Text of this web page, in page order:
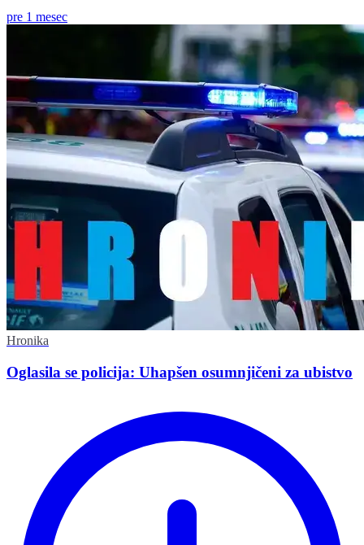
pre 1 mesec
Hronika
Oglasila se policija: Uhapšen osumnjičeni za ubistvo